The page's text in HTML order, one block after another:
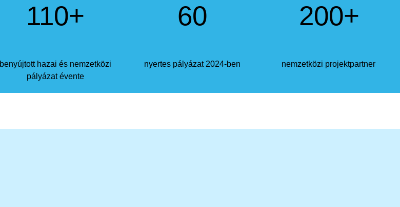
110+ 60 200+
benyújtott hazai és nemzetközi
pályázat évente
nyertes pályázat 2024-ben nemzetközi projektpartner